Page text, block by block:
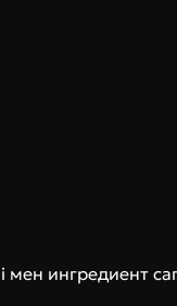
мен ингредиент